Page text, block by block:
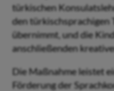
türkischen
den türkischsprachigen
übernimmt, und die
anschließenden
Die Maßnahme leistet
Förderung der